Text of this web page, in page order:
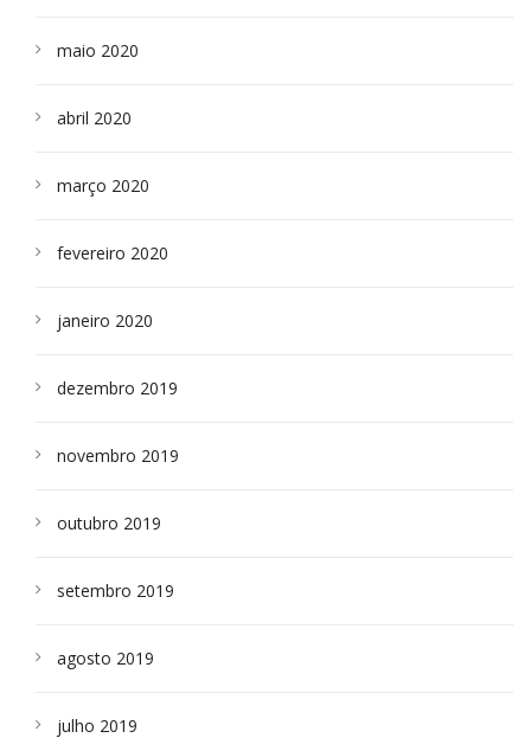
maio 2020
abril 2020
março 2020
fevereiro 2020
janeiro 2020
dezembro 2019
novembro 2019
outubro 2019
setembro 2019
agosto 2019
julho 2019